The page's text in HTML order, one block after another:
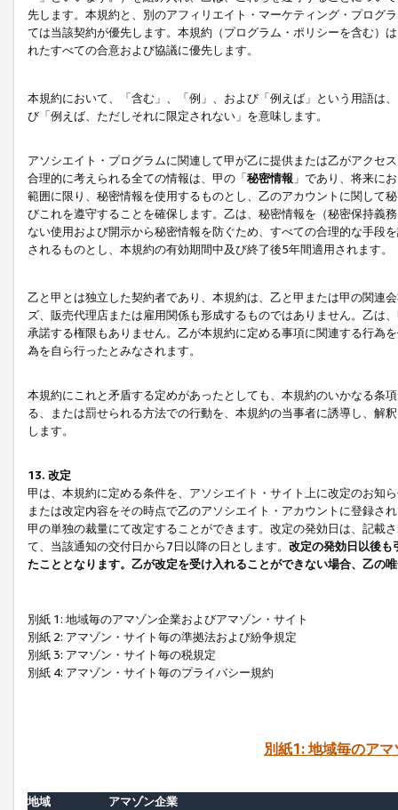
先します。本規約と、別のアフィリエイト・マーケティング・プログ
ては当該契約が優先します。本規約（プログラム・ポリシーを含む）
れたすべての合意および協議に優先します。
本規約において、「含む」、「例」、および「例えば」という用語は
び「例えば、ただしそれに限定されない」を意味します。
アソシエイト・プログラムに関連して甲が乙に提供または乙がアクセ
合理的に考えられる全ての情報は、甲の「秘密情報 」であり、将来に
範囲に限り、秘密情報を使用するものとし、乙のアカウントに関して
びこれを遵守することを確保します。乙は、秘密情報を（秘密保持義
ない使用および開示から秘密情報を防ぐため、すべての合理的な手段
されるものとし、本規約の有効期間中及び終了後5年間適用されます。
乙と甲とは独立した契約者であり、本規約は、乙と甲または甲の関連
ズ、販売代理店または雇用関係も形成するものではありません。乙は
承諾する権限もありません。乙が本規約に定める事項に関連する行為
為を自ら行ったとみなされます。
本規約にこれと矛盾する定めがあったとしても、本規約のいかなる条
る、または罰せられる方法での行動を、本規約の当事者に誘導し、解
します。
13. 改定
甲は、本規約に定める条件を、アソシエイト・サイト上に改定のお知
または改定内容をその時点で乙のアソシエイト・アカウントに登録さ
甲の単独の裁量にて改定することができます。改定の発効日は、記載
て、当該通知の交付日から7日以降の日とします。 改定の発効日以後も
たこととなります。乙が改定を受け入れることができない場合、乙の
別紙 1: 地域毎のアマゾン企業およびアマゾン・サイト
別紙 2: アマゾン・サイト毎の準拠法および紛争規定
別紙 3: アマゾン・サイト毎の税規定
別紙 4: アマゾン・サイト毎のプライバシー規約
別紙1: 地域毎のア
地域
アマゾン企業